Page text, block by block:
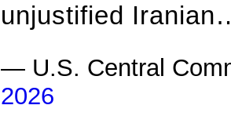
unjustified
— U.S. Central
2026